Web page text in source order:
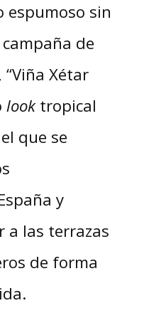
espumoso sin
de
Xétar
looktropical
que se
y
a las terrazas
de forma